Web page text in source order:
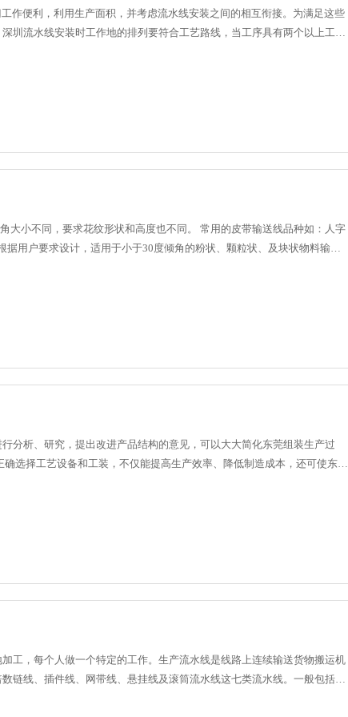
作便利，利用生产面积，并考虑流水线安装之间的相互衔接。为满足这些
圳流水线安装时工作地的排列要符合工艺路线，当工序具有两个以上工作
小不同，要求花纹形状和高度也不同。 常用的皮带输送线品种如：人字
用户要求设计，适用于小于30度倾角的粉状、颗粒状、及块状物料输
分析、研究，提出改进产品结构的意见，可以大大简化东莞组装生产过
选择工艺设备和工装，不仅能提高生产效率、降低制造成本，还可使东莞
工，每个人做一个特定的工作。生产流水线是线路上连续输送货物搬运机
链线、插件线、网带线、悬挂线及滚筒流水线这七类流水线。一般包括牵